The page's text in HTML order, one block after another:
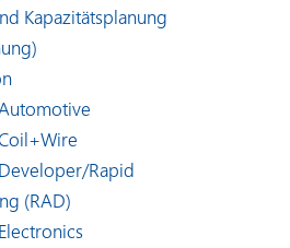
Kapazitätsplanung
Rapid
(RAD)